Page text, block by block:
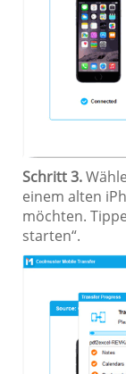
Schritt 3.
einem alten
möchten.
starten“.